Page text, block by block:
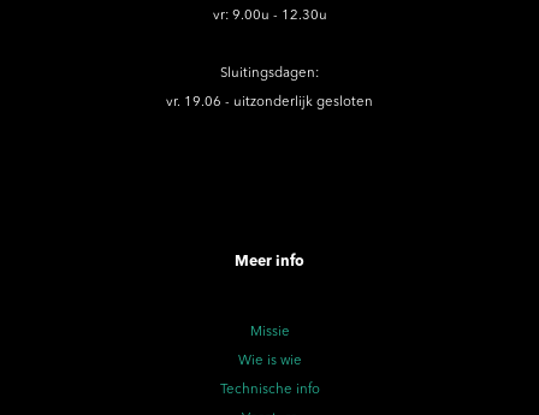
vr: 9.00u - 12.30u
Sluitingsdagen:
vr. 19.06 - uitzonderlijk gesloten
Meer info
Missie
Wie is wie
Technische info